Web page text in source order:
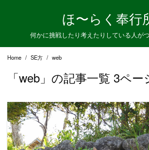
ほ〜らく奉行
何かに挑戦したり考えたりしている人が
Home SE方 web
「web」の記事一覧 3ペー